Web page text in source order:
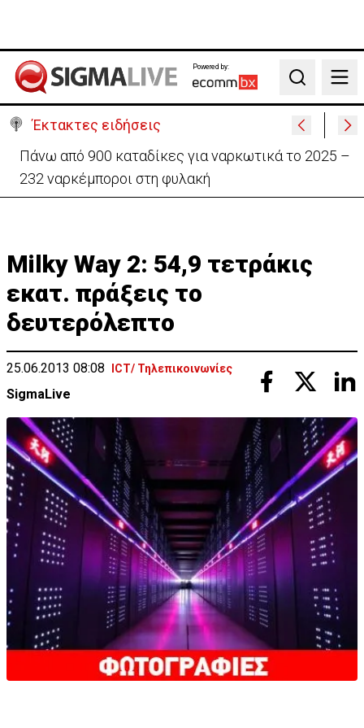
Powered by:
Search
Έκτακτες ειδήσεις
Θέλει να ξαναζωντανέψει την «Corner» o
Προύντζος - «Πληγώνει τις αναμνήσεις»
Milky Way 2: 54,9 τετράκις
εκατ. πράξεις το
δευτερόλεπτο
25.06.2013 08:08 ICT/ Τηλεπικοινωνίες
SigmaLive